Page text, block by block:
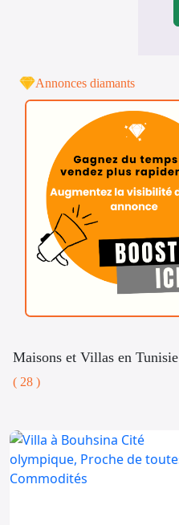
Annonces diamants
Maisons et Villas en Tunisie
( 28 )